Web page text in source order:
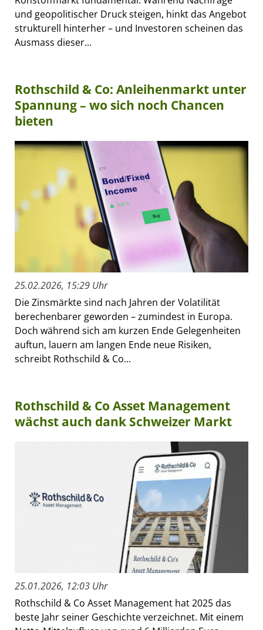
und geopolitischer Druck steigen, hinkt das Angebot
strukturell hinterher – und Investoren scheinen das
Ausmass dieser...
Rothschild & Co: Anleihenmarkt unter
Spannung – wo sich noch Chancen
bieten
25.02.2026, 15:29 Uhr
Die Zinsmärkte sind nach Jahren der Volatilität
berechenbarer geworden – zumindest in Europa.
Doch während sich am kurzen Ende Gelegenheiten
auftun, lauern am langen Ende neue Risiken,
schreibt Rothschild & Co...
Rothschild & Co Asset Management
wächst auch dank Schweizer Markt
25.01.2026, 12:03 Uhr
Rothschild & Co Asset Management hat 2025 das
beste Jahr seiner Geschichte verzeichnet. Mit einem